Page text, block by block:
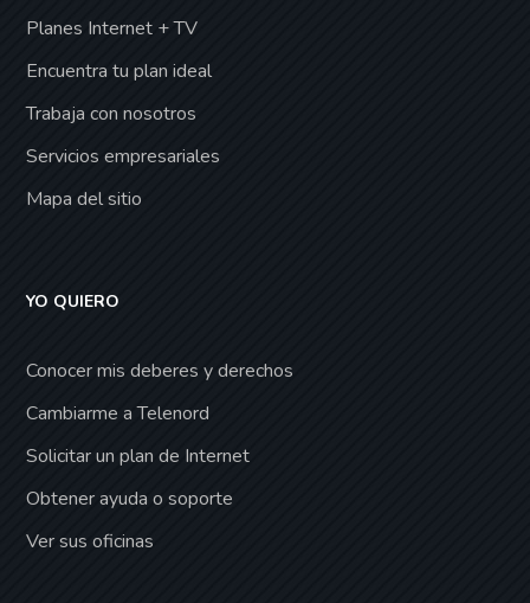
Planes Internet + TV
Encuentra tu plan ideal
Trabaja con nosotros
Servicios empresariales
Mapa del sitio
YO QUIERO
Conocer mis deberes y derechos
Cambiarme a Telenord
Solicitar un plan de Internet
Obtener ayuda o soporte
Ver sus oficinas